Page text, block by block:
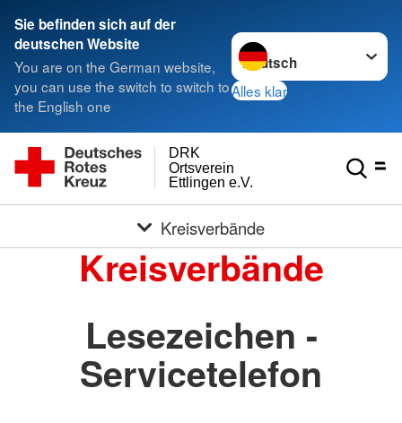
Sie befinden sich auf der
deutschen Website
You are on the German website,
you can use the switch to switch to
the English one
Sprache wechseln zu
Alles klar
Ettlingen e.V.
Ortsverein
DRK
Kreisverbände
Kreisverbände
Lesezeichen -
Servicetelefon